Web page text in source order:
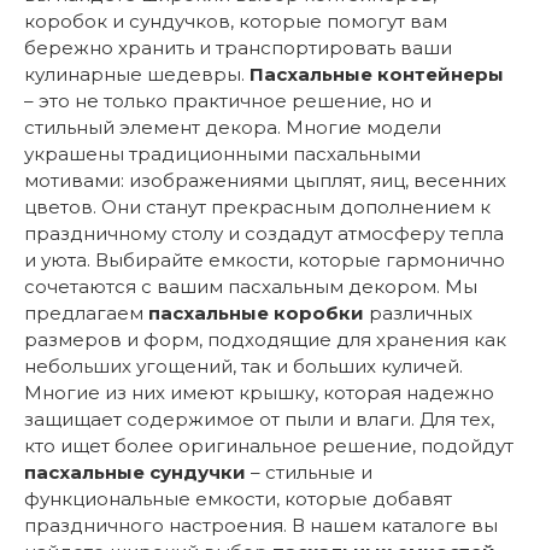
коробок и сундучков, которые помогут вам
бережно хранить и транспортировать ваши
кулинарные шедевры. Пасхальные контейнеры
– это не только практичное решение, но и
стильный элемент декора. Многие модели
украшены традиционными пасхальными
мотивами: изображениями цыплят, яиц, весенних
цветов. Они станут прекрасным дополнением к
праздничному столу и создадут атмосферу тепла
и уюта. Выбирайте емкости, которые гармонично
сочетаются с вашим пасхальным декором. Мы
предлагаем пасхальные коробки различных
размеров и форм, подходящие для хранения как
небольших угощений, так и больших куличей.
Многие из них имеют крышку, которая надежно
защищает содержимое от пыли и влаги. Для тех,
кто ищет более оригинальное решение, подойдут
пасхальные сундучки – стильные и
функциональные емкости, которые добавят
праздничного настроения. В нашем каталоге вы